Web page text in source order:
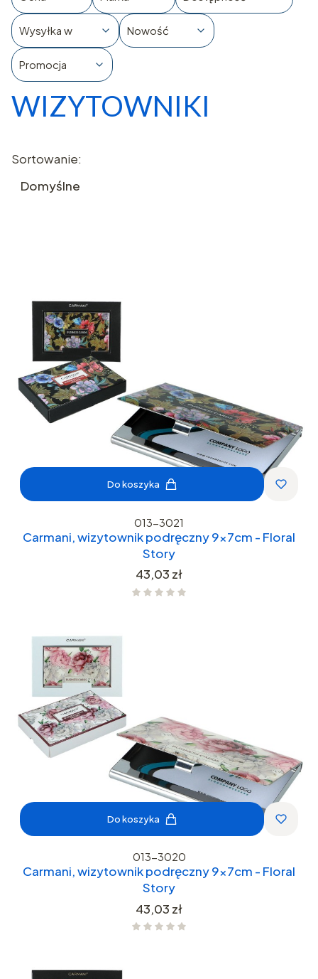
Wysyłka w Nowość
Promocja
Koniec filtrów
WIZYTOWNIKI
Lista produktów
Sortowanie:
Domyślne
Do koszyka
013-3021
Carmani, wizytownik podręczny 9x7cm - Floral
Story
Cena
43,03 zł
Do koszyka
013-3020
Carmani, wizytownik podręczny 9x7cm - Floral
Story
Cena
43,03 zł